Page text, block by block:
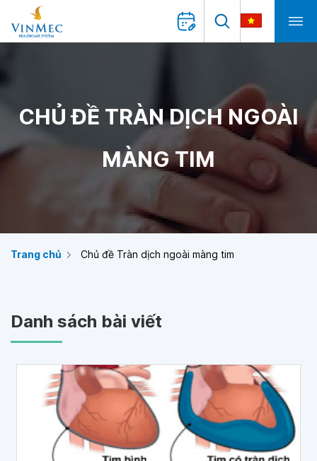
CHỦ ĐỀ TRÀN DỊCH NGOÀI
MÀNG TIM
Trang chủ Chủ đề Tràn dịch ngoài màng tim
Danh sách bài viết